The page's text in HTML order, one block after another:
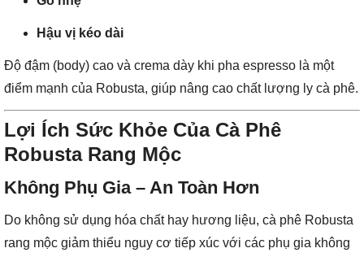
Hậu vị kéo dài
Độ đậm (body) cao và crema dày khi pha espresso là một
điểm mạnh của Robusta, giúp nâng cao chất lượng ly cà phê.
Lợi Ích Sức Khỏe Của Cà Phê
Robusta Rang Mộc
Không Phụ Gia – An Toàn Hơn
Do không sử dụng hóa chất hay hương liệu, cà phê Robusta
rang mộc giảm thiểu nguy cơ tiếp xúc với các phụ gia không